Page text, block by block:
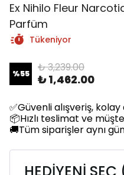
Ex Nihilo Fleur
Parfüm
Tükeniyor
%55 ₺ 3,239.00
₺ 1,462.00
✅Güvenli alışveriş,
📦Hızlı teslimat ve
🚚Tüm siparişler aynı